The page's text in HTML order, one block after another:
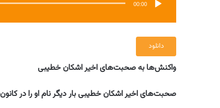
00:00
دانلود
واکنش‌ها به صحبت‌های اخیر اشکان خطیبی
صحبت‌های اخیر اشکان خطیبی بار دیگر نام او را در